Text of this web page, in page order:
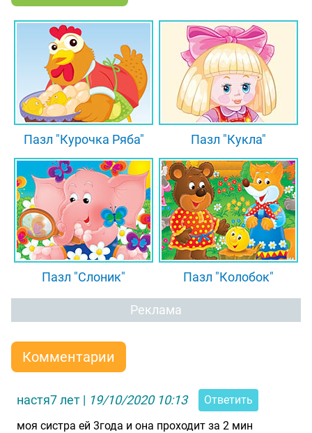
Пазл "Курочка Ряба" Пазл "Кукла"
Пазл "Слоник" Пазл "Колобок"
Реклама
Комментарии
настя7 лет | 19/10/2020 10:13
Ответить
моя систра ей 3года и она проходит за 2 мин